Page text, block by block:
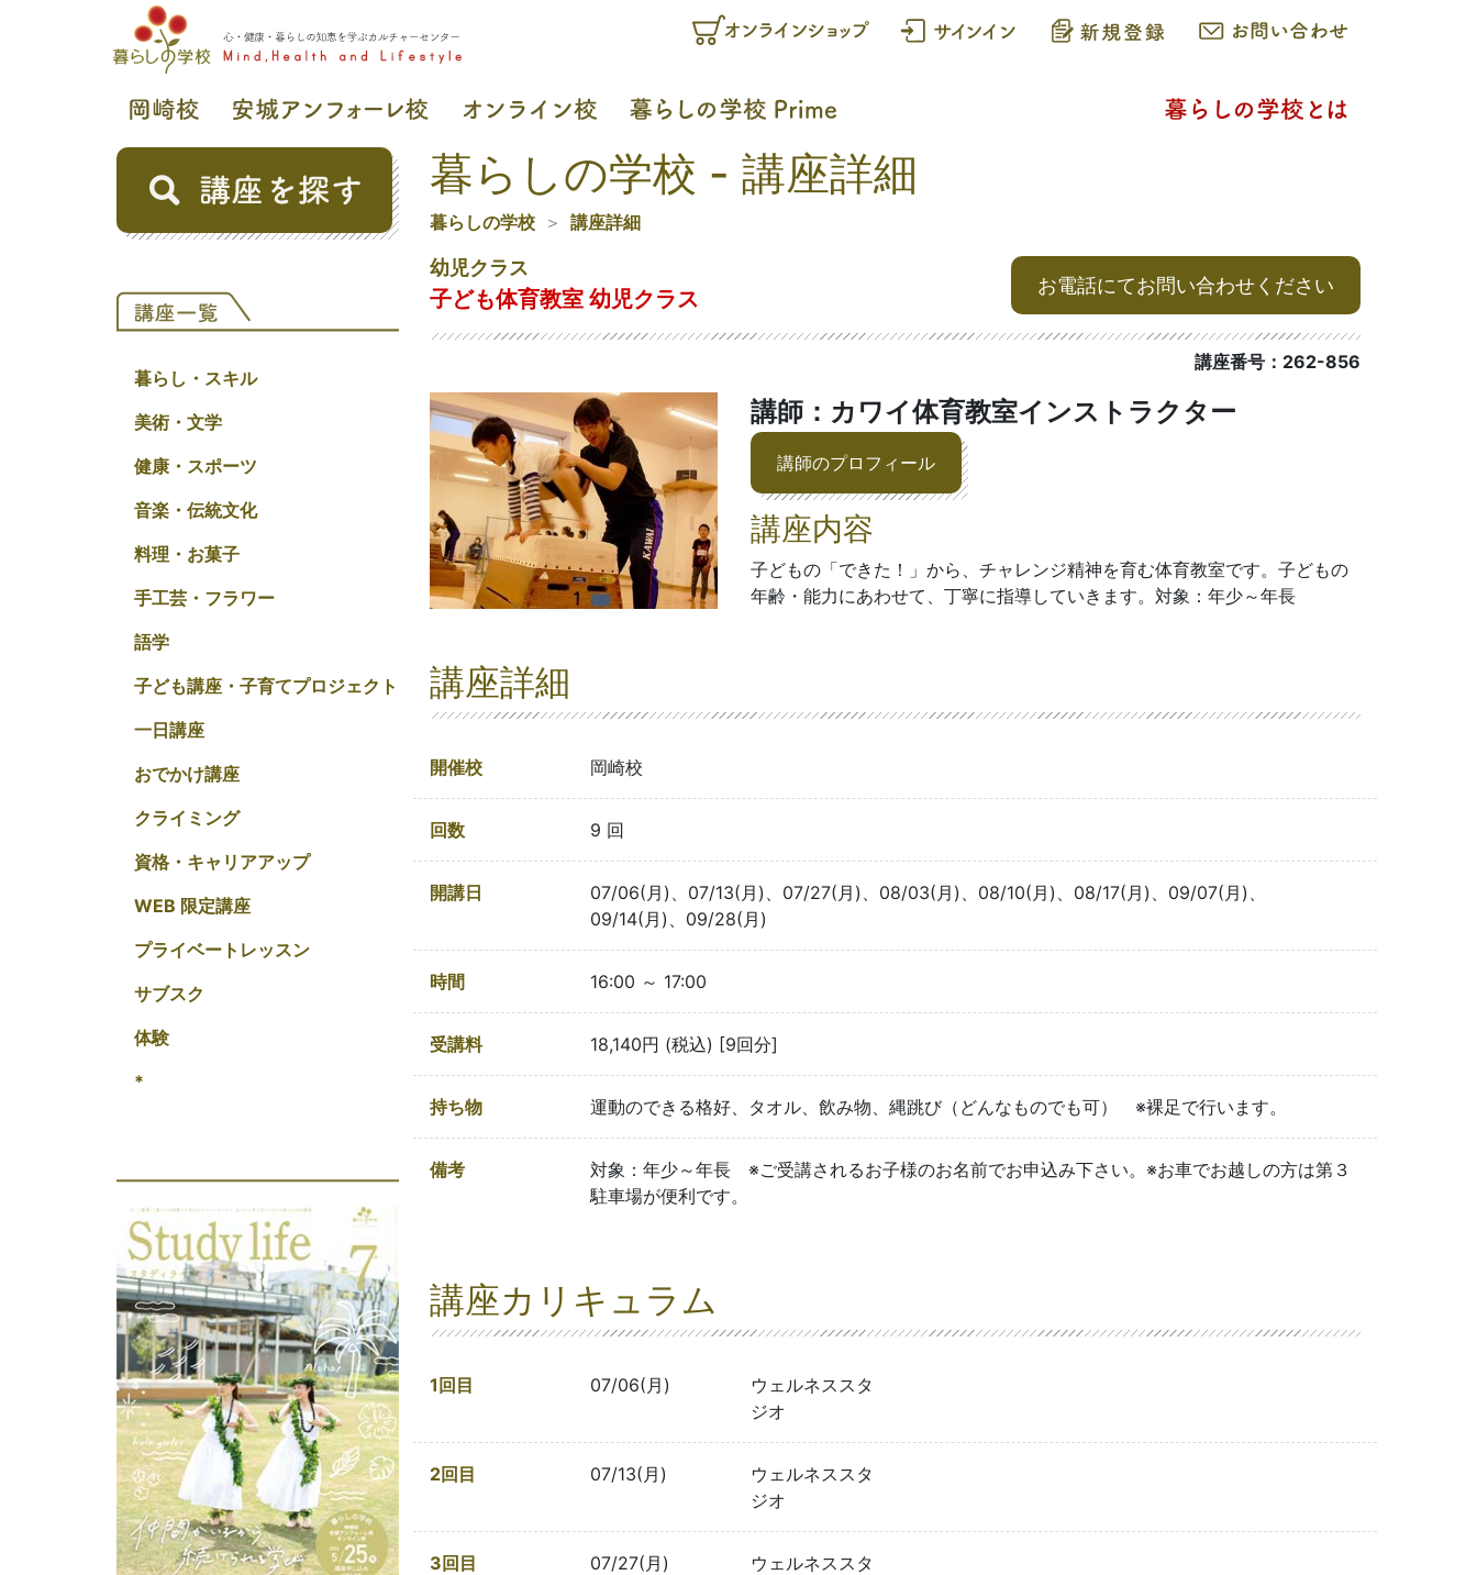
暮らし・スキル
美術・文学
健康・スポーツ
音楽・伝統文化
料理・お菓子
手工芸・フラワー
語学
子ども講座・子育てプロジェクト
一日講座
おでかけ講座
クライミング
資格・キャリアアップ
WEB 限定講座
プライベートレッスン
サブスク
体験
*
暮らしの学校 - 講座詳細
暮らしの学校 講座詳細
幼児クラス
子ども体育教室 幼児クラス
お電話にてお問い合わせください
講座番号：262-856
講師：カワイ体育教室インストラクター
講師のプロフィール
講座内容
子どもの「できた！」から、チャレンジ精神を育む体育教室です。子どもの
年齢・能力にあわせて、丁寧に指導していきます。対象：年少～年長
講座詳細
開催校 岡崎校
回数 9 回
開講日
07/06(月)、07/13(月)、07/27(月)、08/03(月)、08/10(月)、08/17(月)、09/07(月)、
09/14(月)、09/28(月)
時間 16:00 ～ 17:00
受講料 18,140円 (税込) [9回分]
持ち物 運動のできる格好、タオル、飲み物、縄跳び（どんなものでも可） ※裸足で行います。
備考
対象：年少～年長 ※ご受講されるお子様のお名前でお申込み下さい。※お車でお越しの方は第３
駐車場が便利です。
講座カリキュラム
1回目 07/06(月)
ウェルネススタ
ジオ
2回目 07/13(月)
ウェルネススタ
ジオ
3回目 07/27(月)
ウェルネススタ